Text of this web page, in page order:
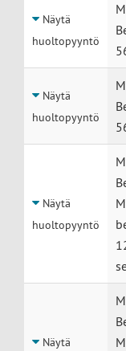
Näytä
huoltopyyntö
Näytä
huoltopyyntö
Näytä
huoltopyyntö
Näytä